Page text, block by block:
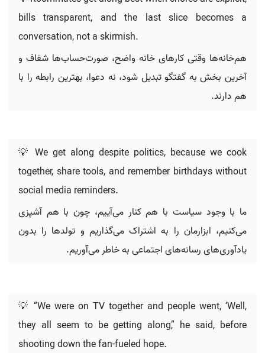
bills transparent, and the last slice becomes a
conversation, not a skirmish.
هم‌خانه‌ها وقتی کارهای خانه واضح، صورت‌حساب‌ها شفاف و
آخرین بخش به گفتگو تبدیل شود، نه دعوا، بهترین رابطه را با
هم دارند.
💡 We get along despite politics, because we cook
together, share tools, and remember birthdays without
social media reminders.
ما با وجود سیاست با هم کنار می‌آییم، چون با هم آشپزی
می‌کنیم، ابزارمان را به اشتراک می‌گذاریم و تولدها را بدون
یادآوری‌های رسانه‌های اجتماعی به خاطر می‌آوریم.
💡 “We were on TV together and people went, ‘Well,
they all seem to be getting along,” he said, before
shooting down the fan-fueled hope.